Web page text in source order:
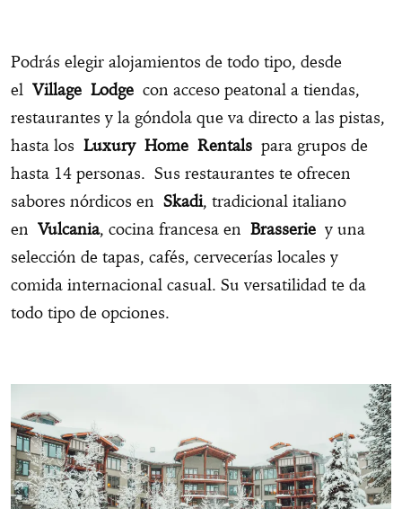
Podrás elegir alojamientos de todo tipo, desde
el Village Lodge con acceso peatonal a tiendas,
restaurantes y la góndola que va directo a las pistas,
hasta los Luxury Home Rentals para grupos de
hasta 14 personas. Sus restaurantes te ofrecen
sabores nórdicos en Skadi, tradicional italiano
en Vulcania, cocina francesa en Brasserie y una
selección de tapas, cafés, cervecerías locales y
comida internacional casual. Su versatilidad te da
todo tipo de opciones.